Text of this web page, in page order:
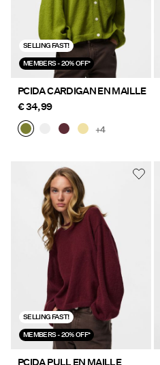
SELLING FAST!
MEMBERS - 20% OFF*
PCIDA CARDIGAN EN MAILLE
€ 34,99
+4
SELLING FAST!
MEMBERS - 20% OFF*
PCIDA PULL EN MAILLE